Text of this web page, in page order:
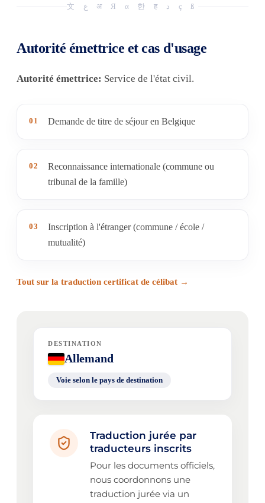
文 ع अ Я α 한 ह د ç ß
Autorité émettrice et cas d'usage
Autorité émettrice: Service de l'état civil.
01 Demande de titre de séjour en Belgique
02
Reconnaissance internationale (commune ou
tribunal de la famille)
03
Inscription à l'étranger (commune / école /
mutualité)
Tout sur la traduction certificat de célibat →
DESTINATION
Allemand
Voie selon le pays de destination
Traduction jurée par
traducteurs inscrits
Pour les documents officiels,
nous coordonnons une
traduction jurée via un